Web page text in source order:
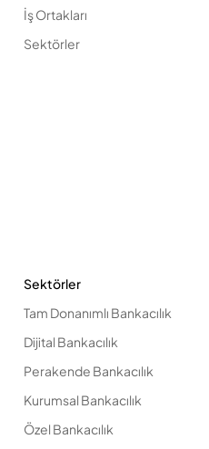
İş Ortakları
Sektörler
Sektörler
Tam Donanımlı Bankacılık
Dijital Bankacılık
Perakende Bankacılık
Kurumsal Bankacılık
Özel Bankacılık